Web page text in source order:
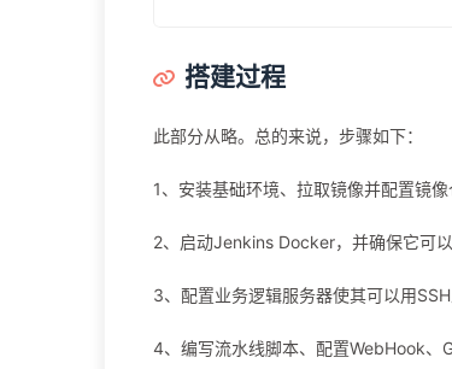
搭建过程
此部分从略。总的来说，步骤如下：
1、安装基础环境、拉取镜像并配置镜像
2、启动Jenkins Docker，并确保它可
3、配置业务逻辑服务器使其可以用SSH
4、编写流水线脚本、配置WebHook